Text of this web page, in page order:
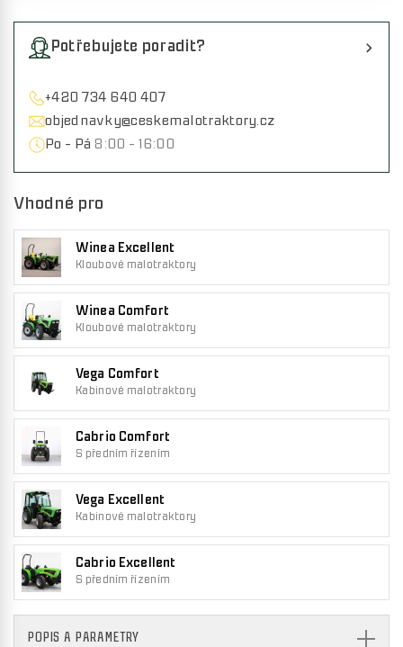
Potřebujete poradit?
+420 734 640 407
objednavky@ceskemalotraktory.cz
Po - Pá 8:00 - 16:00
Vhodné pro
Winea Excellent
Kloubové malotraktory
Winea Comfort
Kloubové malotraktory
Vega Comfort
Kabinové malotraktory
Cabrio Comfort
S předním řízením
Vega Excellent
Kabinové malotraktory
Cabrio Excellent
S předním řízením
POPIS A PARAMETRY